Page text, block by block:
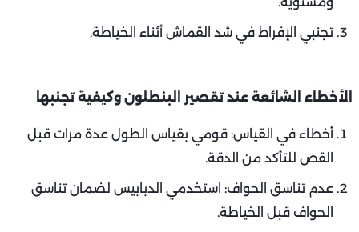
تجنبي الإفراط في شد القماش أثناء الخياطة.
الأخطاء الشائعة عند تقصير البنطلون وكيفية تجنبها
أخطاء في القياس: قومي بقياس الطول عدة مرات قبل
القص للتأكد من الدقة.
عدم تناسق الحواف: استخدمي الدبابيس لضمان تناسق
الحواف قبل الخياطة.